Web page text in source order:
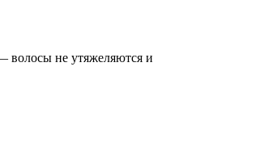
волосы не утяжеляются и